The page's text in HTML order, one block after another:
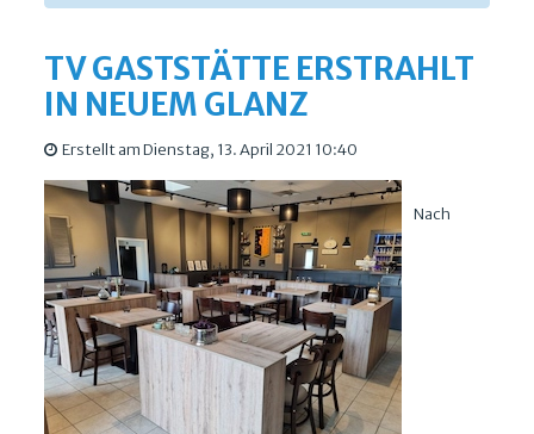
TV GASTSTÄTTE ERSTRAHLT
IN NEUEM GLANZ
Erstellt am Dienstag, 13. April 2021 10:40
Nach